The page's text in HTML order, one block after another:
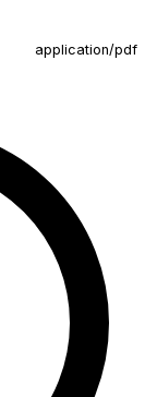
application/pdf